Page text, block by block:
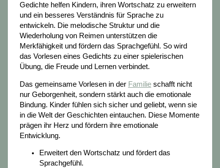
Gedichte helfen Kindern, ihren Wortschatz zu erweitern
und ein besseres Verständnis für Sprache zu
entwickeln. Die melodische Struktur und die
Wiederholung von Reimen unterstützen die
Merkfähigkeit und fördern das Sprachgefühl. So wird
das Vorlesen eines Gedichts zu einer spielerischen
Übung, die Freude und Lernen verbindet.
Das gemeinsame Vorlesen in der Familieschafft nicht
nur Geborgenheit, sondern stärkt auch die emotionale
Bindung. Kinder fühlen sich sicher und geliebt, wenn sie
in die Welt der Geschichten eintauchen. Diese Momente
prägen ihr Herz und fördern ihre emotionale
Entwicklung.
Erweitert den Wortschatz und fördert das
Sprachgefühl.